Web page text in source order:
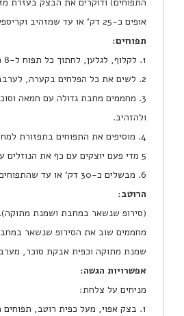
אופים כ-25 דק’ או עד שמזהיב וקריספי.
תפוחים:
1. לקלוף, לגלען, לחתוך כל תפוח ל-8 פלחים שווים.
2. לשים את כל הפלחים בקערה, לערבב עם כף מיץ לימון (שלא ישחירו) ולהניח בצד.
ולהזהיב.
4. מוסיפים את התפוחים בתפזורת למחבת (לא אחד על השני), מבשלים על אש בינונית.
5 מדי פעם יוצקים עם כף את הנוזלים על התפוחים.
6. מבשלים כ-30 דק' או עד שהתפוחים רכים והסירופ קיבל גוון חום כהה. מכבים את האש.
הרוטב:
(סירופ שנשאר במחבת ושמנת מתוקה).
מחממים שוב את הסירופ שנשאר
שמנת מתוקה וכפית אבקת סוכר,
אפשרויות הגשה:
מניחים על צלחת:
1. בצק אפוי, מעל כפית רוטב, תפוחים מקורמלים ורוטב מסביב.